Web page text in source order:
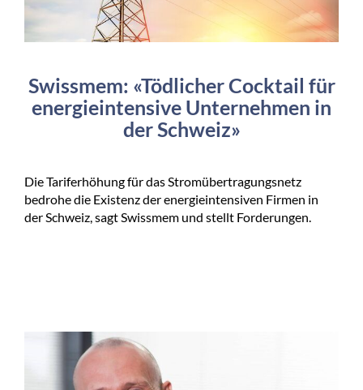
Swissmem: «Tödlicher Cocktail für
energieintensive Unternehmen in
der Schweiz»
Die Tariferhöhung für das Stromübertragungsnetz
bedrohe die Existenz der energieintensiven Firmen in
der Schweiz, sagt Swissmem und stellt Forderungen.